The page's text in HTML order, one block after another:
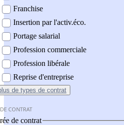
Franchise
Insertion par l'activ.éco.
Portage salarial
Profession commerciale
Profession libérale
Reprise d'entreprise
de types de contrat
CONTRAT
de contrat